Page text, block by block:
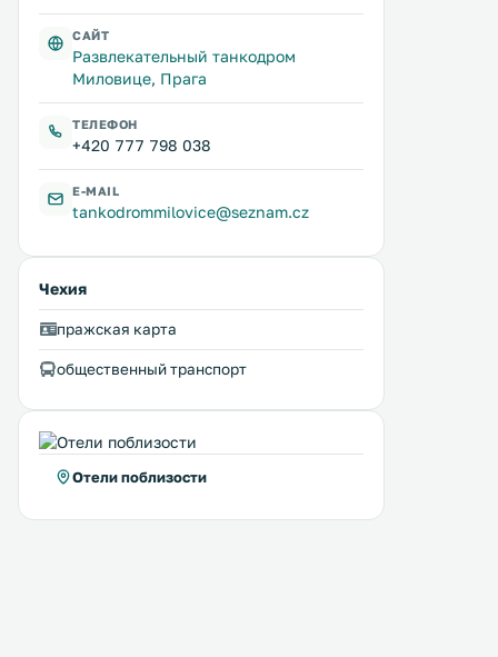
САЙТ
Развлекательный танкодром
Миловице, Прага
ТЕЛЕФОН
+420 777 798 038
E-MAIL
tankodrommilovice@seznam.cz
Чехия
пражская карта
общественный транспорт
Отели поблизости